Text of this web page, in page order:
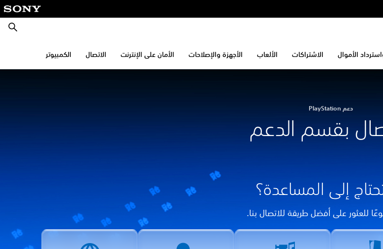
بحث
الاشتراكات الألعاب الأجهزة والإصلاحات الأمان على الإنترنت الاتصال الكمبيوتر
دعم PlayStation
بقسم الدعم
إلى المساعدة؟
للعثور على أفضل طريقة للاتصال بنا.